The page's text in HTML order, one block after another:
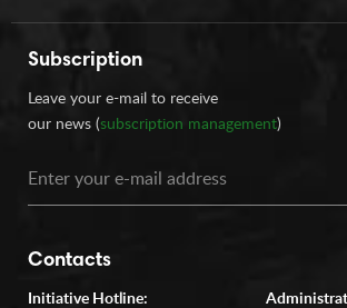
Subscription
Leave your e-mail to receive
our news (subscription management)
Contacts
Initiative Hotline: